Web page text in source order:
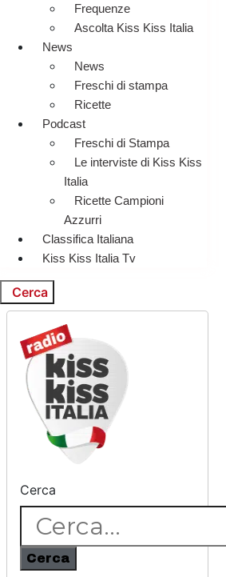
Frequenze
Ascolta Kiss Kiss Italia
News
News
Freschi di stampa
Ricette
Podcast
Freschi di Stampa
Le interviste di Kiss Kiss
Italia
Ricette Campioni
Azzurri
Classifica Italiana
Kiss Kiss Italia Tv
Cerca
Cerca
Cerca